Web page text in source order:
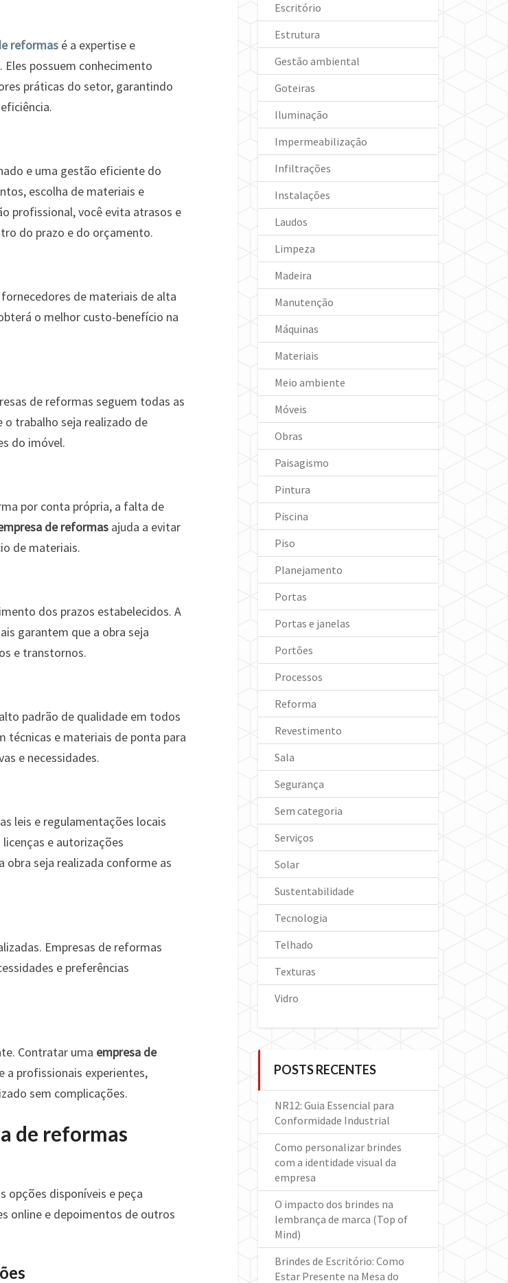
reformas é a expertise e
possuem conhecimento
práticas do setor, garantindo
e uma gestão eficiente do
escolha de materiais e
profissional, você evita atrasos e
do prazo e do orçamento.
de materiais de alta
o melhor custo-benefício na
de reformas seguem todas as
trabalho seja realizado de
do imóvel.
por conta própria, a falta de
de reformas ajuda a evitar
de materiais.
dos prazos estabelecidos. A
garantem que a obra seja
e transtornos.
padrão de qualidade em todos
e materiais de ponta para
e necessidades.
leis e regulamentações locais
e autorizações
obra seja realizada conforme as
Empresas de reformas
e preferências
Contratar uma empresa de
a profissionais experientes,
sem complicações.
de reformas
opções disponíveis e peça
online e depoimentos de outros
Escritório
Estrutura
Gestão ambiental
Goteiras
Iluminação
Impermeabilização
Infiltrações
Instalações
Laudos
Limpeza
Madeira
Manutenção
Máquinas
Materiais
Meio ambiente
Móveis
Obras
Paisagismo
Pintura
Piscina
Piso
Planejamento
Portas
Portas e janelas
Portões
Processos
Reforma
Revestimento
Sala
Segurança
Sem categoria
Serviços
Solar
Sustentabilidade
Tecnologia
Telhado
Texturas
Vidro
POSTS RECENTES
NR12: Guia Essencial para
Conformidade Industrial
Como personalizar brindes
com a identidade visual da
empresa
O impacto dos brindes na
lembrança de marca (Top of
Mind)
Brindes de Escritório: Como
Estar Presente na Mesa do